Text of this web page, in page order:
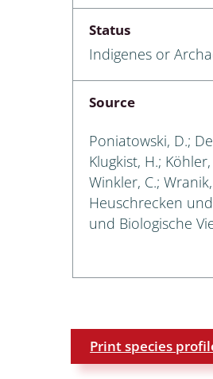
Diptera: Syrphidae
Lepidoptera: Geometridae &
Lepidoptera: Bombyces, Sphinges s.l.
Lepidoptera: Papilionoidea,
Diptera: Dixidae
Bostrichidae, Anobiidae, Ptinidae;
Status
Indigenes or
Source
Poniatowski, D.;
Klugkist, H.;
Winkler, C.;
Heuschrecken
und Biologische
Print species